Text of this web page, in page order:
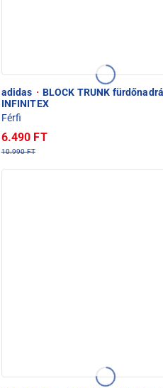
adidas · BLOCK TRUNK
INFINITEX
Férfi
6.490 FT
10.990 FT